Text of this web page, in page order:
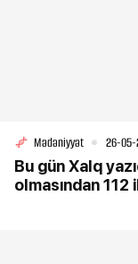
Mədəniyyət 26-05-
Bu gün Xalq
olmasından 112